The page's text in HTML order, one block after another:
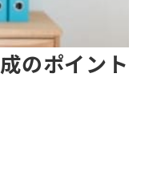
のポイント